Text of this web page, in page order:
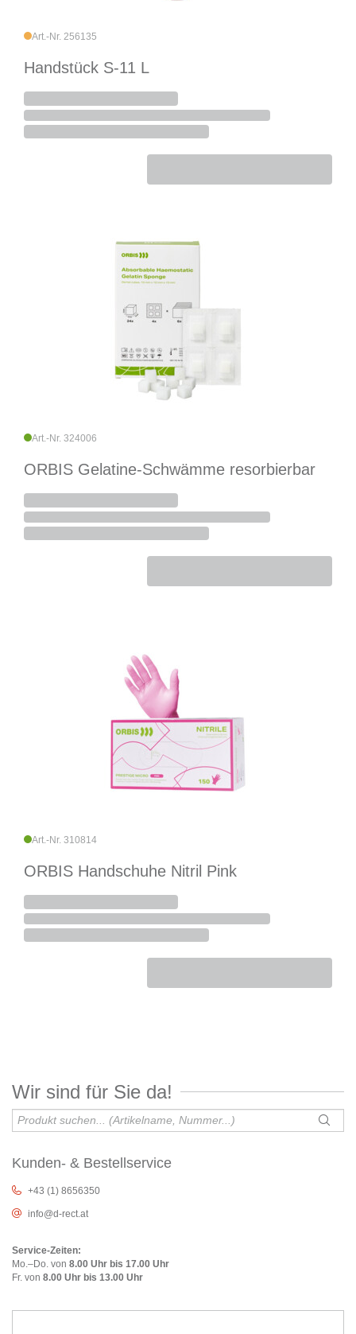
Art.-Nr. 256135
Handstück S-11 L
Art.-Nr. 324006
ORBIS Gelatine-Schwämme resorbierbar
Art.-Nr. 310814
ORBIS Handschuhe Nitril Pink
Wir sind für Sie da!
Kunden- & Bestellservice
+43 (1) 8656350
info@d-rect.at
Service-Zeiten:
Mo.–Do. von 8.00 Uhr bis 17.00 Uhr
Fr. von 8.00 Uhr bis 13.00 Uhr